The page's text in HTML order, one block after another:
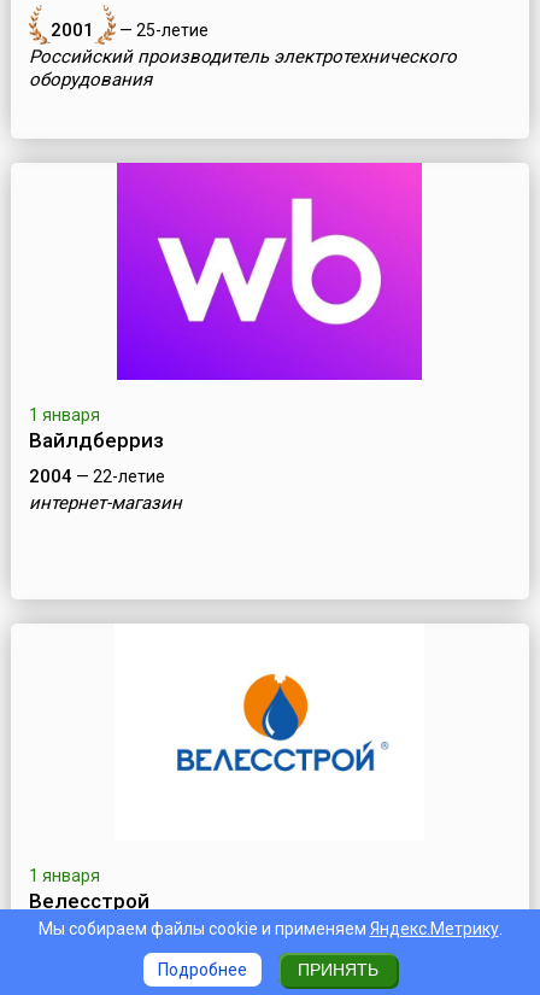
2001 — 25-летие
Российский производитель электротехнического
оборудования
1 января
Вайлдберриз
2004— 22-летие
интернет-магазин
1 января
Велесстрой
— 30-летие
Российская строительная компания
Мы собираем файлы cookie и применяем Яндекс.Метрику.
Подробнее ПРИНЯТЬ